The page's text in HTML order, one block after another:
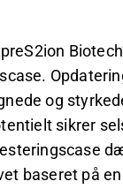
øget
i 2026 for
Du kan give
og
sikrer
baseret på